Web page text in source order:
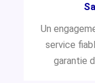
Un
service
garantie